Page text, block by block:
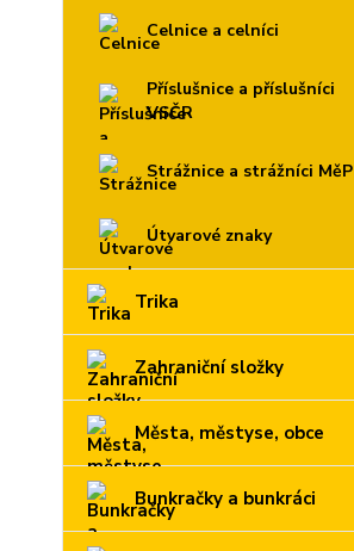
Celnice a celníci
Příslušnice a příslušníci
VSČR
Strážnice a strážníci MěP
Útvarové znaky
Trika
Zahraniční složky
Města, městyse, obce
Bunkračky a bunkráci